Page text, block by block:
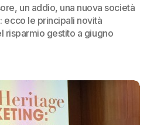
un addio, una nuova società
ecco le principali novità
risparmio gestito a giugno